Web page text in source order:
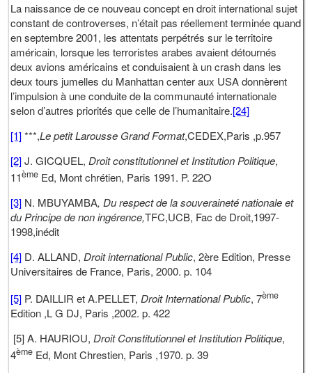
La naissance de ce nouveau concept en droit international sujet
constant de controverses, n’était pas réellement terminée quand
en septembre 2001, les attentats perpétrés sur le territoire
américain, lorsque les terroristes arabes avaient détournés
deux avions américains et conduisaient à un crash dans les
deux tours jumelles du Manhattan center aux USA donnèrent
l’impulsion à une conduite de la communauté internationale
selon d’autres priorités que celle de l’humanitaire.[24]
[1]***,Le petit Larousse Grand Format,CEDEX,Paris ,p.957
[2]J. GICQUEL,Droit constitutionnel et Institution Politique,
11ème Ed, Mont chrétien, Paris 1991. P. 22O
[3] N. MBUYAMBA, Du respect de la souveraineté nationale et
du Principe de non ingérence,TFC,UCB, Fac de Droit,1997-
1998,inédit
[4] D. ALLAND,Droit international Public, 2ère Edition, Presse
Universitaires de France, Paris, 2000. p. 104
[5] P. DAILLIR et A.PELLET,Droit International Public, 7ème
Edition ,L G DJ, Paris ,2002. p. 422
[5] A. HAURIOU,Droit Constitutionnel et Institution Politique,
4ème Ed, Mont Chrestien, Paris ,1970. p. 39